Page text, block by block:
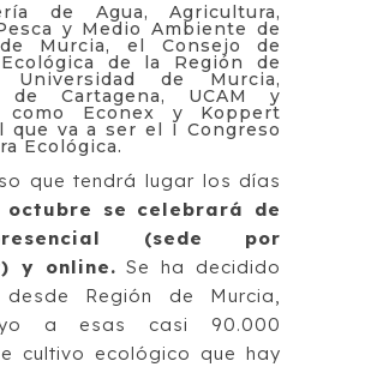
de Agua, Agricultura,
y Medio Ambiente de
Murcia, el Consejo de
de la Región de
de Murcia,
de Cartagena, UCAM y
Econex y Koppert
que va a ser el I Congreso
Ecológica.
que tendrá lugar los días
octubre se celebrará de
(sede por
y online. Se ha decidido
desde Región de Murcia,
a esas casi 90.000
cultivo ecológico que hay